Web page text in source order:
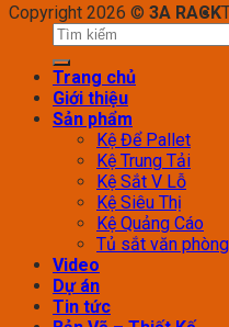
Copyright 2026 © 3A RACK
Trang chủ
Giới thiệu
Sản phẩm
Kệ Để Pallet
Kệ Trung Tải
Kệ Sắt V Lỗ
Kệ Siêu Thị
Kệ Quảng Cáo
Tủ sắt văn phòng
Video
Dự án
Tin tức